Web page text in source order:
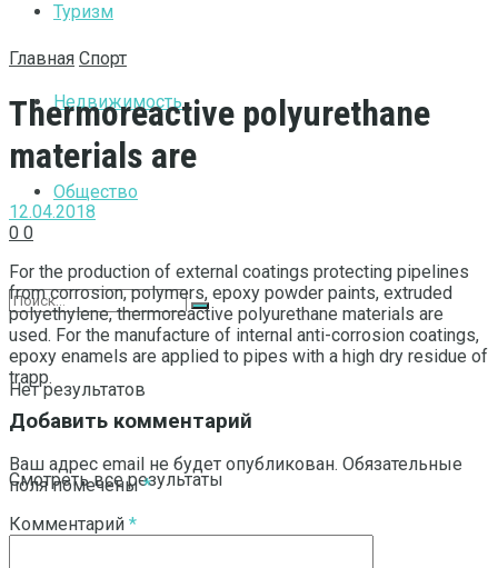
Туризм
Недвижимость
Общество
Нет результатов
Смотреть все результаты
Главная Спорт
Thermoreactive polyurethane
materials are
12.04.2018
0 0
For the production of external coatings protecting pipelines
from corrosion, polymers, epoxy powder paints, extruded
polyethylene, thermoreactive polyurethane materials are
used. For the manufacture of internal anti-corrosion coatings,
epoxy enamels are applied to pipes with a high dry residue of
trapp.
Добавить комментарий
Ваш адрес email не будет опубликован. Обязательные
поля помечены*
Комментарий *